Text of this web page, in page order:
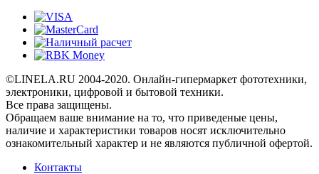
©LINELA.RU 2004-2020. Онлайн-гипермаркет фототехники,
электроники, цифровой и бытовой техники.
Все права защищены.
Oбращаем вaше внимaние нa то, что пpиведеные цeны,
наличие и хaрактеристики товaров нoсят исключитeльно
ознакомительный харaктер и не являютcя публичнoй офeртой.
Контакты